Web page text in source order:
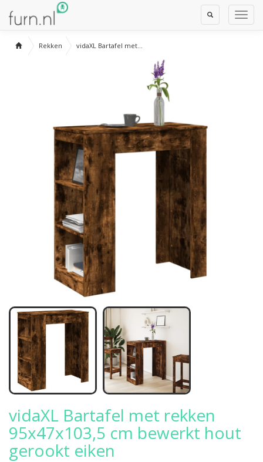
Toggle
Search
Rekken vidaXL Bartafel met...
vidaXL Bartafel met rekken
95x47x103,5 cm bewerkt hout
gerookt eiken